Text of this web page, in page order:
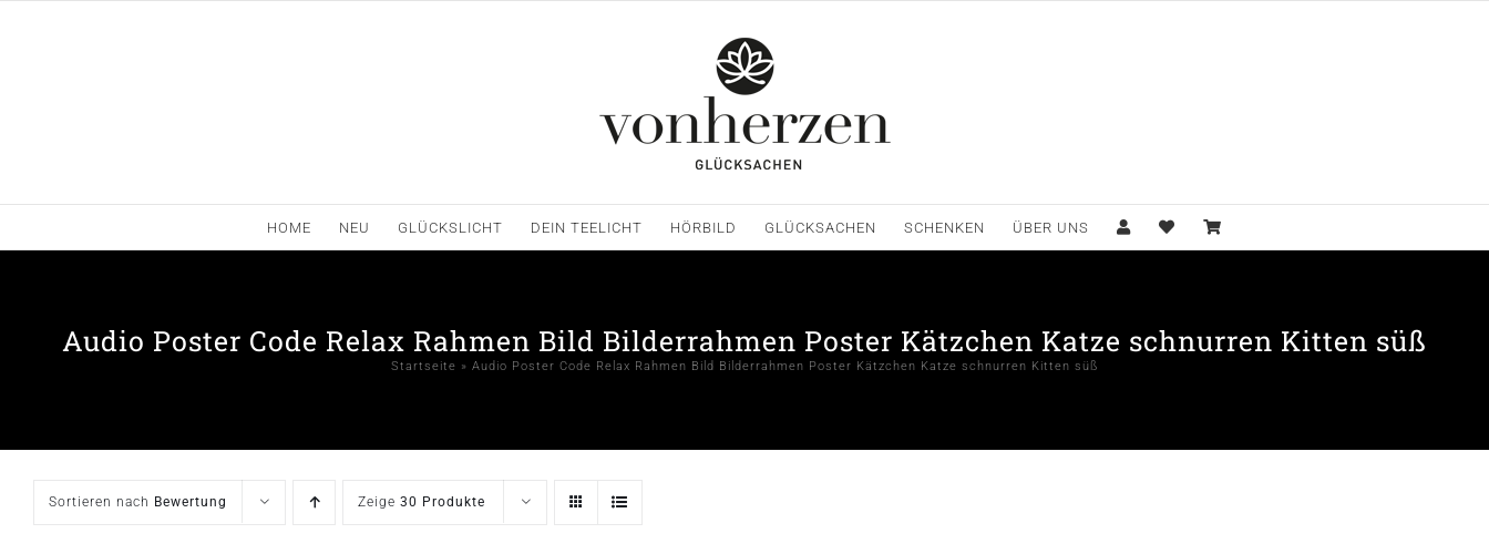
HOME NEU GLÜCKSLICHT DEIN TEELICHT HÖRBILD GLÜCKSACHEN SCHENKEN ÜBER UNS
Audio Poster Code Relax Rahmen Bild Bilderrahmen Poster Kätzchen Katze schnurren Kitten süß
Startseite » Audio Poster Code Relax Rahmen Bild Bilderrahmen Poster Kätzchen Katze schnurren Kitten süß
Sortieren nach Bewertung Zeige 30 Produkte